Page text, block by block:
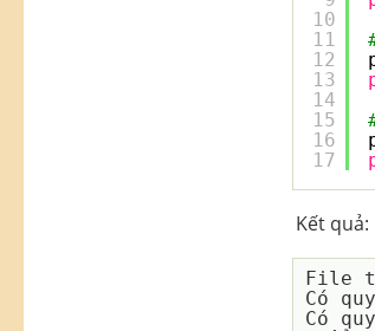
10
11
12
13
14
15
16
17
Kết quả:
File
Có
Có